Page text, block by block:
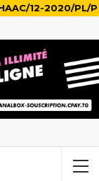
12-2020/PL/P